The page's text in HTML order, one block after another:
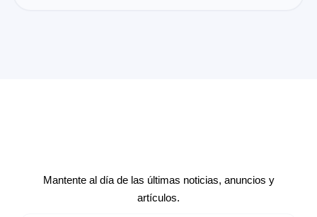
Mantente al día de las últimas noticias, anuncios y
artículos.